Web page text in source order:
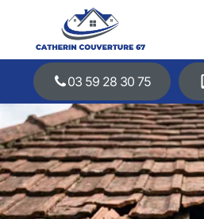
03 59 28 30 75